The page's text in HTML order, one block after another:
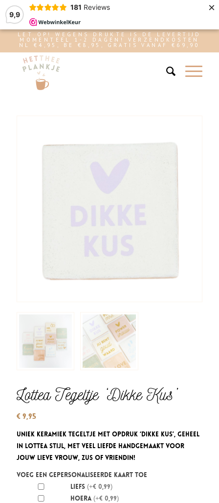
9,9
181 Reviews ×
LET OP! WEGENS DRUKTE IS DE LEVERTIJD
MOMENTEEL 1-2 DAGEN! VERZENDKOSTEN
NL €4,95, BE €8,95, GRATIS VANAF €69,90
Lottea Tegeltje ‘Dikke Kus’
€9,95
Uniek keramiek tegeltje met opdruk ‘Dikke Kus’, geheel
in Lottea stijl, met veel liefde handgemaakt voor
jouw lieve vrouw, zus of vriendin!
Voeg een gepersonaliseerde kaart toe
Liefs (+€ 0,99)
Hoera (+€ 0,99)